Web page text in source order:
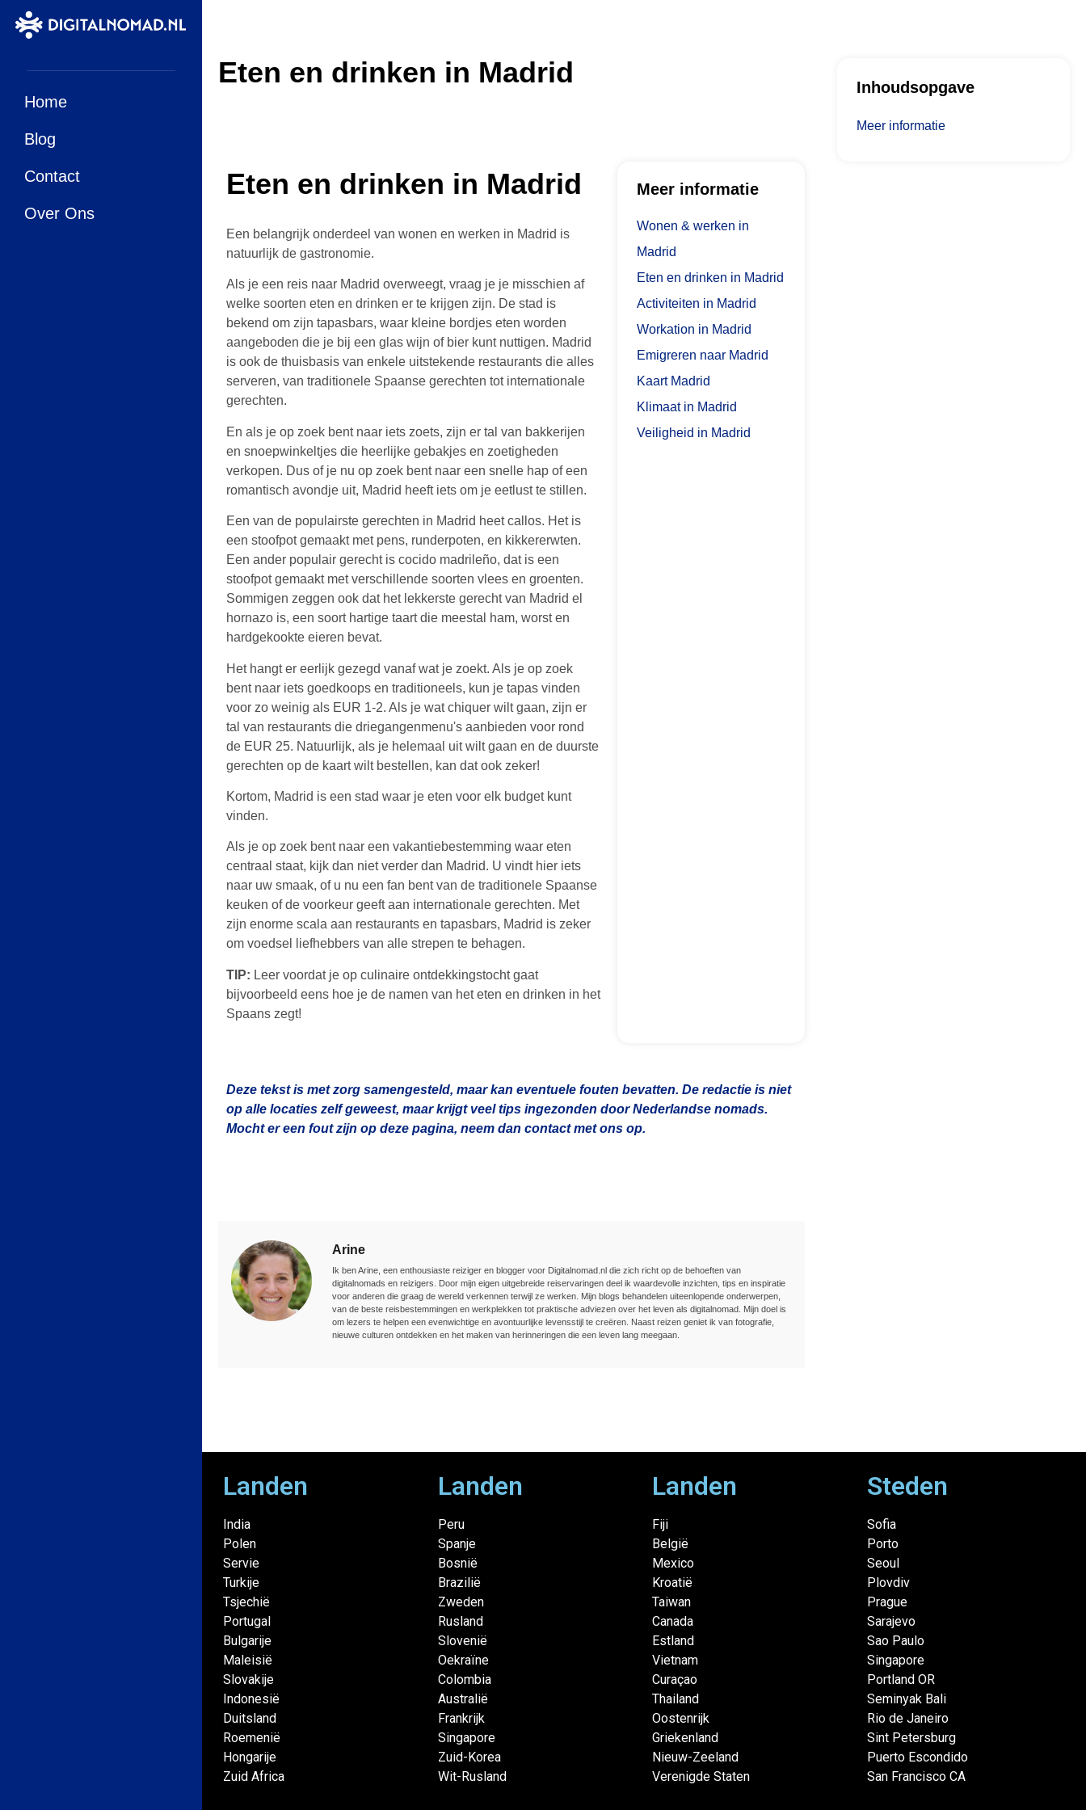
Home
Blog
Contact
Over Ons
Eten en drinken in Madrid
Eten en drinken in Madrid
Een belangrijk onderdeel van wonen en werken in Madrid is
natuurlijk de gastronomie.
Als je een reis naar Madrid overweegt, vraag je je misschien af
welke soorten eten en drinken er te krijgen zijn. De stad is
bekend om zijn tapasbars, waar kleine bordjes eten worden
aangeboden die je bij een glas wijn of bier kunt nuttigen. Madrid
is ook de thuisbasis van enkele uitstekende restaurants die alles
serveren, van traditionele Spaanse gerechten tot internationale
gerechten.
En als je op zoek bent naar iets zoets, zijn er tal van bakkerijen
en snoepwinkeltjes die heerlijke gebakjes en zoetigheden
verkopen. Dus of je nu op zoek bent naar een snelle hap of een
romantisch avondje uit, Madrid heeft iets om je eetlust te stillen.
Een van de populairste gerechten in Madrid heet callos. Het is
een stoofpot gemaakt met pens, runderpoten, en kikkererwten.
Een ander populair gerecht is cocido madrileño, dat is een
stoofpot gemaakt met verschillende soorten vlees en groenten.
Sommigen zeggen ook dat het lekkerste gerecht van Madrid el
hornazo is, een soort hartige taart die meestal ham, worst en
hardgekookte eieren bevat.
Het hangt er eerlijk gezegd vanaf wat je zoekt. Als je op zoek
bent naar iets goedkoops en traditioneels, kun je tapas vinden
voor zo weinig als EUR 1-2. Als je wat chiquer wilt gaan, zijn er
tal van restaurants die driegangenmenu's aanbieden voor rond
de EUR 25. Natuurlijk, als je helemaal uit wilt gaan en de duurste
gerechten op de kaart wilt bestellen, kan dat ook zeker!
Kortom, Madrid is een stad waar je eten voor elk budget kunt
vinden.
Als je op zoek bent naar een vakantiebestemming waar eten
centraal staat, kijk dan niet verder dan Madrid. U vindt hier iets
naar uw smaak, of u nu een fan bent van de traditionele Spaanse
keuken of de voorkeur geeft aan internationale gerechten. Met
zijn enorme scala aan restaurants en tapasbars, Madrid is zeker
om voedsel liefhebbers van alle strepen te behagen.
TIP: Leer voordat je op culinaire ontdekkingstocht gaat
bijvoorbeeld eens hoe je de namen van het eten en drinken in het
Spaans zegt!
Meer informatie
Wonen & werken in
Madrid
Eten en drinken in Madrid
Activiteiten in Madrid
Workation in Madrid
Emigreren naar Madrid
Kaart Madrid
Klimaat in Madrid
Veiligheid in Madrid
Deze tekst is met zorg samengesteld, maar kan eventuele fouten bevatten. De redactie is niet
op alle locaties zelf geweest, maar krijgt veel tips ingezonden door Nederlandse nomads.
Mocht er een fout zijn op deze pagina, neem dan contact met ons op.
Arine
Ik ben Arine, een enthousiaste reiziger en blogger voor Digitalnomad.nl die zich richt op de behoeften van
digitalnomads en reizigers. Door mijn eigen uitgebreide reiservaringen deel ik waardevolle inzichten, tips en inspiratie
voor anderen die graag de wereld verkennen terwijl ze werken. Mijn blogs behandelen uiteenlopende onderwerpen,
van de beste reisbestemmingen en werkplekken tot praktische adviezen over het leven als digitalnomad. Mijn doel is
om lezers te helpen een evenwichtige en avontuurlijke levensstijl te creëren. Naast reizen geniet ik van fotografie,
nieuwe culturen ontdekken en het maken van herinneringen die een leven lang meegaan.
Inhoudsopgave
Meer informatie
Landen
India
Polen
Servie
Turkije
Tsjechië
Portugal
Bulgarije
Maleisië
Slovakije
Indonesië
Duitsland
Roemenië
Hongarije
Zuid Africa
Landen
Peru
Spanje
Bosnië
Brazilië
Zweden
Rusland
Slovenië
Oekraïne
Colombia
Australië
Frankrijk
Singapore
Zuid-Korea
Wit-Rusland
Landen
Fiji
België
Mexico
Kroatië
Taiwan
Canada
Estland
Vietnam
Curaçao
Thailand
Oostenrijk
Griekenland
Nieuw-Zeeland
Verenigde Staten
Steden
Sofia
Porto
Seoul
Plovdiv
Prague
Sarajevo
Sao Paulo
Singapore
Portland OR
Seminyak Bali
Rio de Janeiro
Sint Petersburg
Puerto Escondido
San Francisco CA